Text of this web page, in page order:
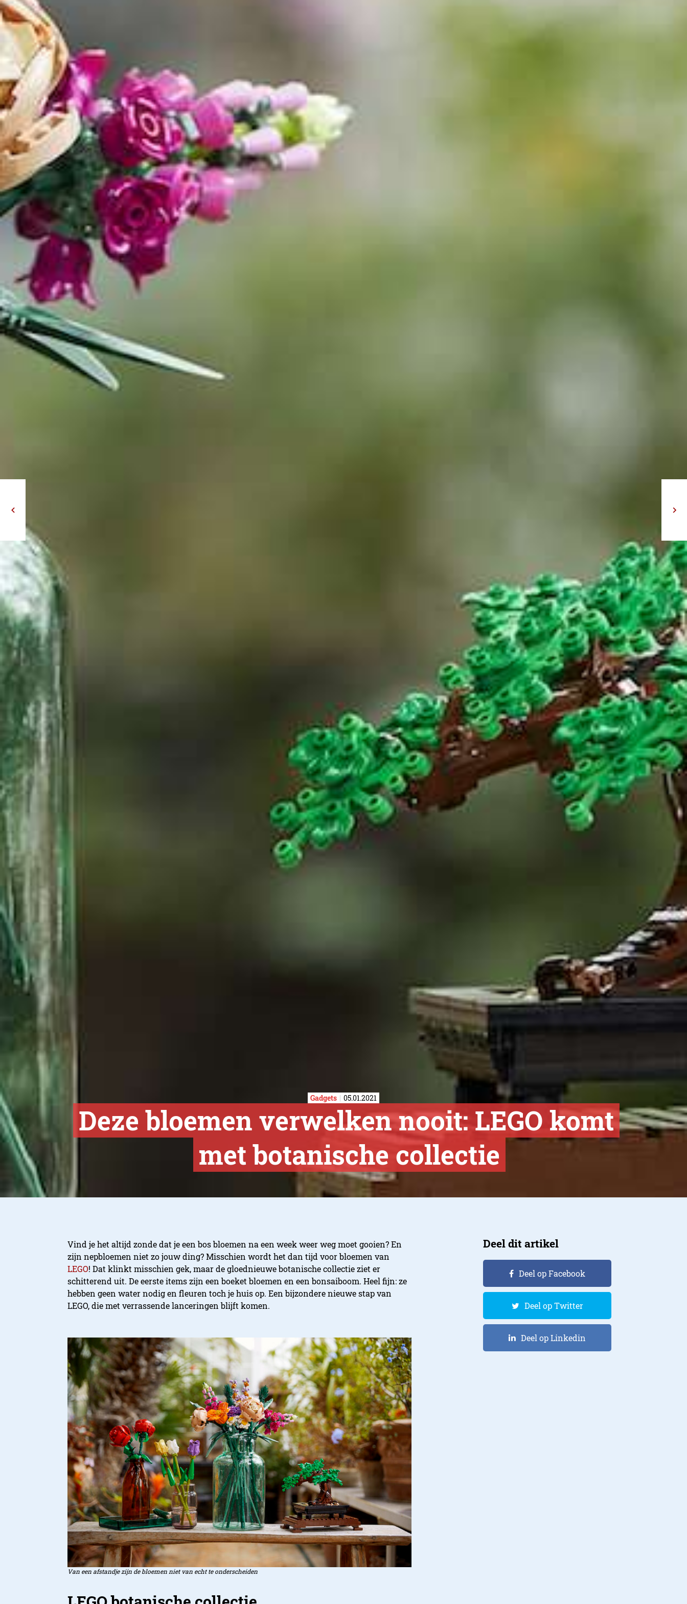
Gadgets 05.01.2021
Deze bloemen verwelken nooit: LEGO komt
met botanische collectie
Vind je het altijd zonde dat je een bos bloemen na een week weer weg moet gooien? En
zijn nepbloemen niet zo jouw ding? Misschien wordt het dan tijd voor bloemen van
LEGO! Dat klinkt misschien gek, maar de gloednieuwe botanische collectie ziet er
schitterend uit. De eerste items zijn een boeket bloemen en een bonsaiboom. Heel fijn: ze
hebben geen water nodig en fleuren toch je huis op. Een bijzondere nieuwe stap van
LEGO, die met verrassende lanceringen blijft komen.
Van een afstandje zijn de bloemen niet van echt te onderscheiden
Deel dit artikel
Deel op Facebook
Deel op Twitter
Deel op Linkedin